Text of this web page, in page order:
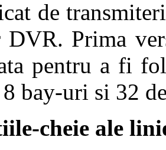
de
DVR. Prima
pentru a fi
bay-uri si 32
cheie ale